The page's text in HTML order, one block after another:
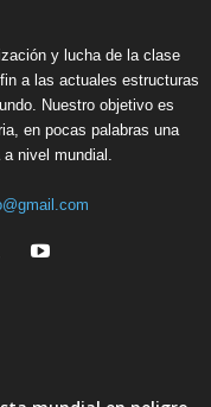
y lucha de la clase
a las actuales estructuras
Nuestro objetivo es
en pocas palabras una
nivel mundial.